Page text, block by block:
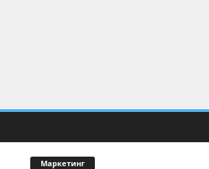
Маркетинг